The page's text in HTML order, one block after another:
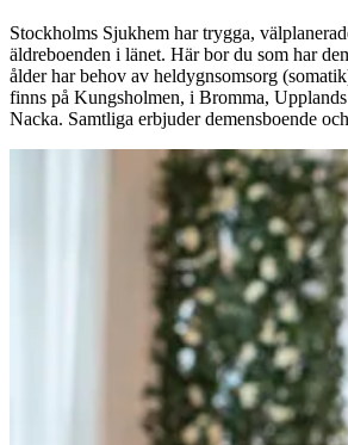
Stockholms Sjukhem har trygga,
äldreboenden i länet. Här bor du som har
ålder har behov av heldygnsomsorg
finns på Kungsholmen, i Bromma,
Nacka. Samtliga erbjuder demensboende